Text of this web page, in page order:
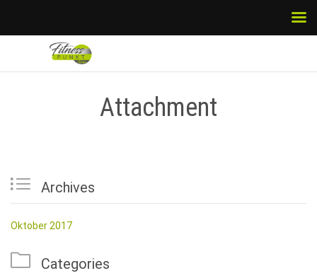
Attachment
 Archives
Oktober 2017
 Categories